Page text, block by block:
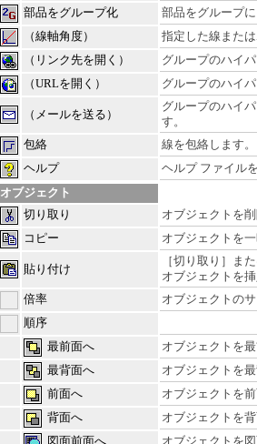
部品をグループ化
部品をグループ
（線軸角度）
指定した線また
（リンク先を開く）
グループのハイ
（URLを開く）
グループのハイ
（メールを送る）
グループのハイ
す。
包絡
線を包絡します。
ヘルプ
ヘルプ ファイル
オブジェクト
切り取り
オブジェクトを
コピー
オブジェクトを
貼り付け
［切り取り］ま
オブジェクトを
倍率
オブジェクトの
順序
最前面へ
オブジェクトを
最背面へ
オブジェクトを
前面へ
オブジェクトを
背面へ
オブジェクトを